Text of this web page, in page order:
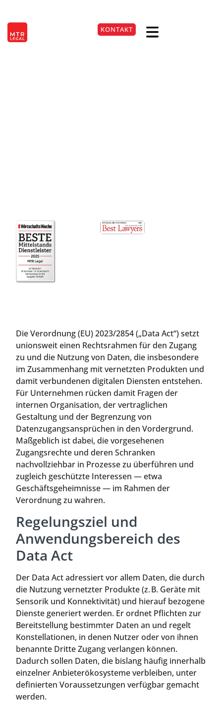
+49 221 9999220 KONTAKT EN
Die Verordnung (EU) 2023/2854 („Data Act“) setzt
unionsweit einen Rechtsrahmen für den Zugang
zu und die Nutzung von Daten, die insbesondere
im Zusammenhang mit vernetzten Produkten und
damit verbundenen digitalen Diensten entstehen.
Für Unternehmen rücken damit Fragen der
internen Organisation, der vertraglichen
Gestaltung und der Begrenzung von
Datenzugangsansprüchen in den Vordergrund.
Maßgeblich ist dabei, die vorgesehenen
Zugangsrechte und deren Schranken
nachvollziehbar in Prozesse zu überführen und
zugleich geschützte Interessen — etwa
Geschäftsgeheimnisse — im Rahmen der
Verordnung zu wahren.
Regelungsziel und
Anwendungsbereich des
Data Act
Der Data Act adressiert vor allem Daten, die durch
die Nutzung vernetzter Produkte (z. B. Geräte mit
Sensorik und Konnektivität) und hierauf bezogene
Dienste generiert werden. Er ordnet Pflichten zur
Bereitstellung bestimmter Daten an und regelt
Konstellationen, in denen Nutzer oder von ihnen
benannte Dritte Zugang verlangen können.
Dadurch sollen Daten, die bislang häufig innerhalb
einzelner Anbieterökosysteme verbleiben, unter
definierten Voraussetzungen verfügbar gemacht
werden.